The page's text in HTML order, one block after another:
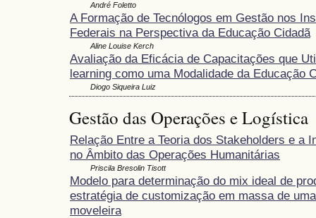
André Foletto
A Formação de Tecnólogos em Gestão nos
Federais na Perspectiva da Educação Cidadã
Aline Louise Kerch
Avaliação da Eficácia de Capacitações que
learning como uma Modalidade da Educação
Diogo Siqueira Luiz
Gestão das Operações e Logística
Relação Entre a Teoria dos Stakeholders e a
no Âmbito das Operações Humanitárias
Priscila Bresolin Tisott
Modelo para determinação do mix ideal de
estratégia de customização em massa de
moveleira